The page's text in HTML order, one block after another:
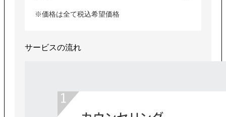
※価格は全て税込希望価格
サービスの流れ